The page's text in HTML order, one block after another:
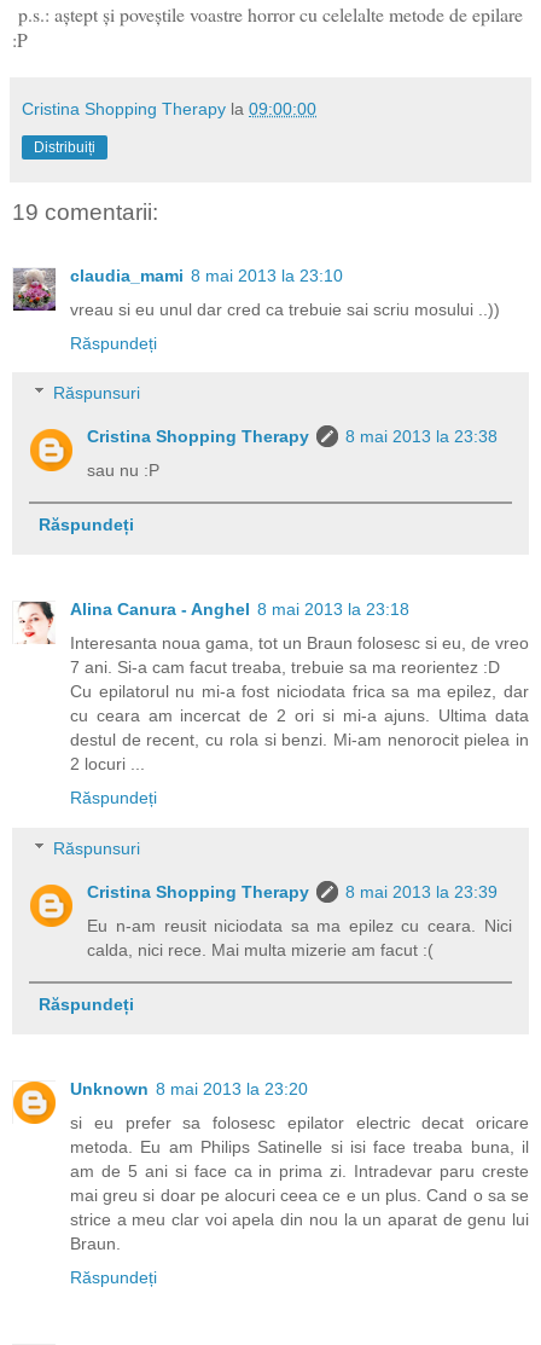
p.s.: aștept și poveștile voastre horror cu celelalte metode de epilare
:P
Cristina Shopping Therapy la 09:00:00
Distribuiți
19 comentarii:
claudia_mami 8 mai 2013 la 23:10
vreau si eu unul dar cred ca trebuie sai scriu mosului ..))
Răspundeți
Răspunsuri
Cristina Shopping Therapy
8 mai 2013 la 23:38
sau nu :P
Răspundeți
Alina Canura - Anghel 8 mai 2013 la 23:18
Interesanta noua gama, tot un Braun folosesc si eu, de vreo
7 ani. Si-a cam facut treaba, trebuie sa ma reorientez :D
Cu epilatorul nu mi-a fost niciodata frica sa ma epilez, dar
cu ceara am incercat de 2 ori si mi-a ajuns. Ultima data
destul de recent, cu rola si benzi. Mi-am nenorocit pielea in
2 locuri ...
Răspundeți
Răspunsuri
Cristina Shopping Therapy
8 mai 2013 la 23:39
Eu n-am reusit niciodata sa ma epilez cu ceara. Nici
calda, nici rece. Mai multa mizerie am facut :(
Răspundeți
Unknown 8 mai 2013 la 23:20
si eu prefer sa folosesc epilator electric decat oricare
metoda. Eu am Philips Satinelle si isi face treaba buna, il
am de 5 ani si face ca in prima zi. Intradevar paru creste
mai greu si doar pe alocuri ceea ce e un plus. Cand o sa se
strice a meu clar voi apela din nou la un aparat de genu lui
Braun.
Răspundeți